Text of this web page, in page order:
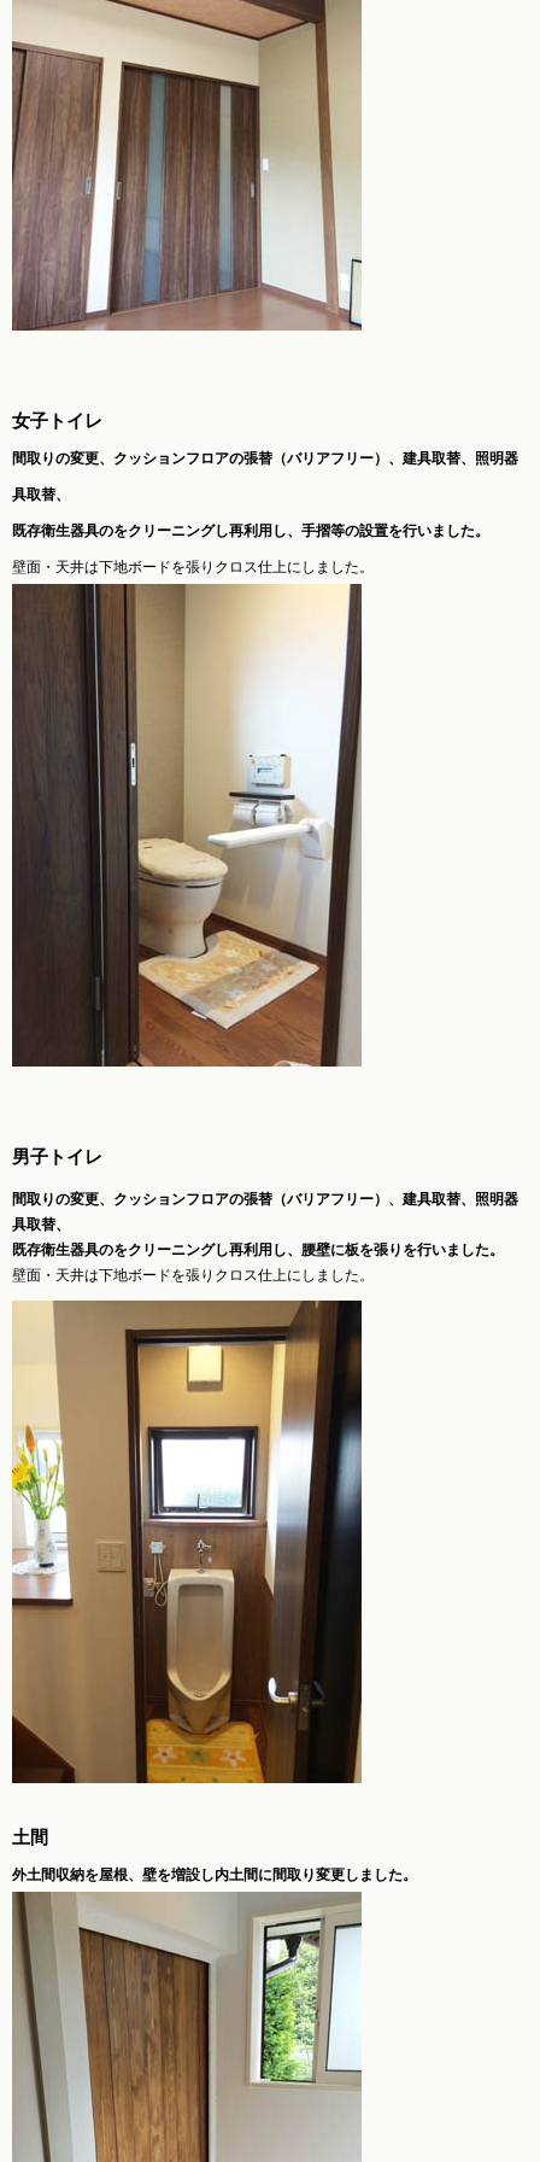
女子トイレ
間取りの変更、クッションフロアの張替（バリアフリー）、建具取替、照明器
具取替、
既存衛生器具のをクリーニングし再利用し、 手摺等の設置を行いました。
壁面・天井は下地ボードを張りクロス仕上にしました。
男子トイレ
間取りの変更、クッションフロアの張替（バリアフリー）、建具取替、照明器
具取替、
既存衛生器具のをクリーニングし再利用し、腰壁に板を張りを行いました。
壁面・天井は下地ボードを張りクロス仕上にしました。
土間
外土間収納を屋根、壁を増設し内土間に間取り変更しました。